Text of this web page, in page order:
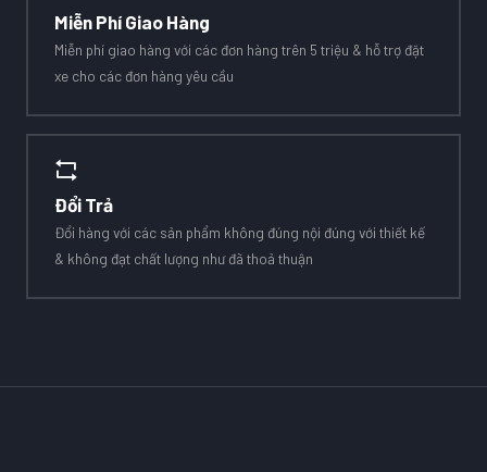
Miễn Phí Giao Hàng
Miễn phí giao hàng với các đơn hàng trên 5 triệu & hỗ trợ đặt
xe cho các đơn hàng yêu cầu
Đổi Trả
Đổi hàng với các sản phẩm không đúng nội đúng với thiết kế
& không đạt chất lượng như đã thoả thuận